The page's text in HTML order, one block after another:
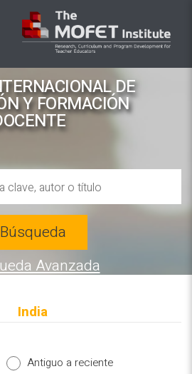
DE
Y FORMACIÓN
Búsqueda
Avanzada
India
Antiguo a reciente